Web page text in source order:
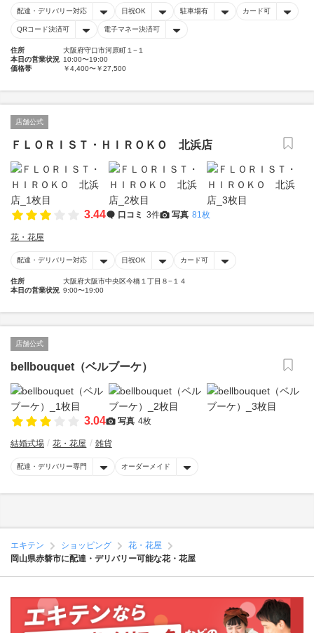
配達・デリバリー対応 日祝OK 駐車場有 カード可
QRコード決済可 電子マネー決済可
住所
大阪府守口市河原町１−１
本日の営業状況 10:00〜19:00
価格帯
￥4,400〜￥27,500
店舗公式
ＦＬＯＲＩＳＴ・ＨＩＲＯＫＯ 北浜店
3.44 口コミ 3件 写真 81枚
花・花屋
配達・デリバリー対応 日祝OK カード可
住所
大阪府大阪市中央区今橋１丁目８−１４
本日の営業状況 9:00〜19:00
店舗公式
bellbouquet（ベルブーケ）
3.04 写真 4枚
結婚式場 花・花屋 雑貨
配達・デリバリー専門 オーダーメイド
エキテン ショッピング
花・花屋
岡山県赤磐市に配達・デリバリー可能な花・花屋